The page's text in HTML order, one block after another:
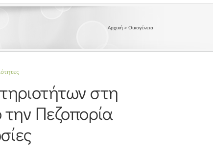
Αρχική » Οικογένεια
στη
Πεζοπορία